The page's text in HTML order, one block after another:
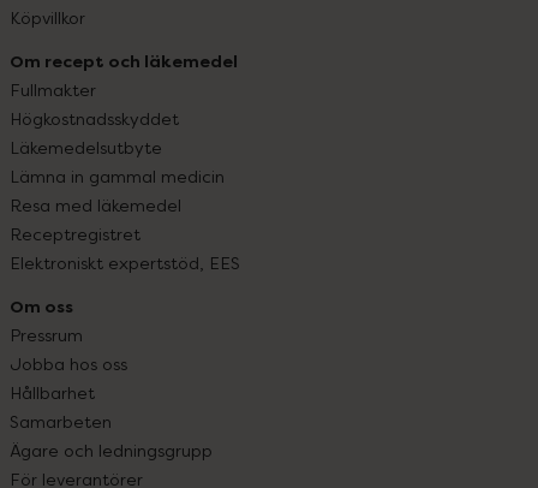
Köpvillkor
Om recept och läkemedel
Fullmakter
Högkostnadsskyddet
Läkemedelsutbyte
Lämna in gammal medicin
Resa med läkemedel
Receptregistret
Elektroniskt expertstöd, EES
Om oss
Pressrum
Jobba hos oss
Hållbarhet
Samarbeten
Ägare och ledningsgrupp
För leverantörer